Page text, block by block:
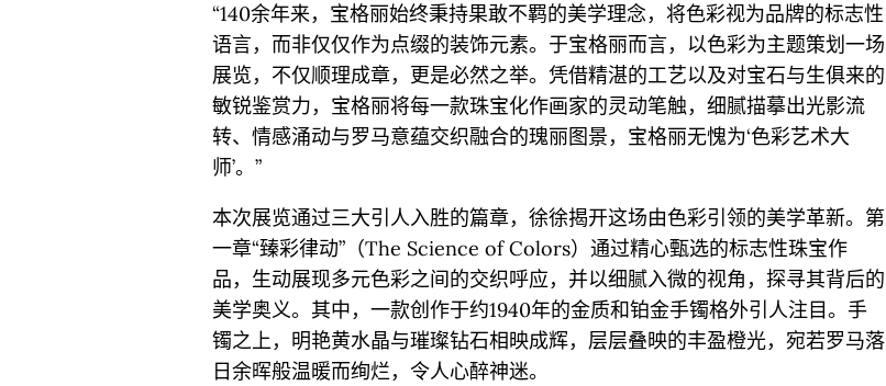
“140余年来，宝格丽始终秉持果敢不羁的美学理念，将色彩视为品牌的标志性
语言，而非仅仅作为点缀的装饰元素。于宝格丽而言，以色彩为主题策划一场
展览，不仅顺理成章，更是必然之举。凭借精湛的工艺以及对宝石与生俱来的
敏锐鉴赏力，宝格丽将每一款珠宝化作画家的灵动笔触，细腻描摹出光影流
转、情感涌动与罗马意蕴交织融合的瑰丽图景，宝格丽无愧为‘色彩艺术大
师’。”
本次展览通过三大引人入胜的篇章，徐徐揭开这场由色彩引领的美学革新。第
一章“臻彩律动”（The Science of Colors）通过精心甄选的标志性珠宝作
品，生动展现多元色彩之间的交织呼应，并以细腻入微的视角，探寻其背后的
美学奥义。其中，一款创作于约1940年的金质和铂金手镯格外引人注目。手
镯之上，明艳黄水晶与璀璨钻石相映成辉，层层叠映的丰盈橙光，宛若罗马落
日余晖般温暖而绚烂，令人心醉神迷。